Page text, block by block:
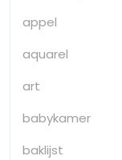
appel
aquarel
art
babykamer
baklijst